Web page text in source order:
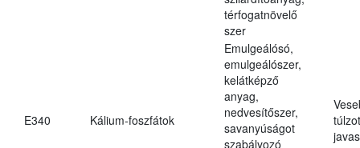
térfogatnövelő
szer
E340 Kálium-foszfátok
Emulgeálósó,
emulgeálószer,
kelátképző
anyag,
nedvesítőszer,
savanyúságot
szabályozó